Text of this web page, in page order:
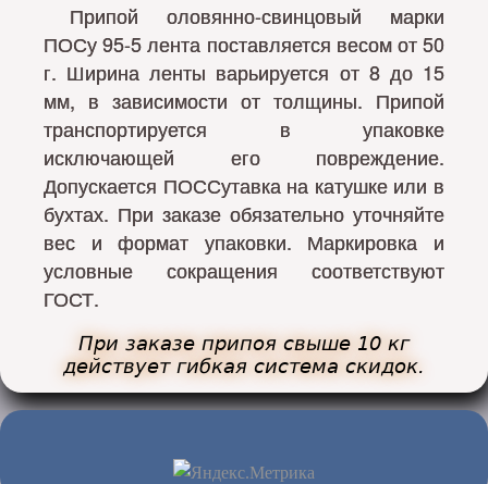
Припой оловянно-свинцовый марки
ПОСу 95-5 лента поставляется весом от 50
г. Ширина ленты варьируется от 8 до 15
мм, в зависимости от толщины. Припой
транспортируется в упаковке
исключающей его повреждение.
Допускается ПОССутавка на катушке или в
бухтах. При заказе обязательно уточняйте
вес и формат упаковки. Маркировка и
условные сокращения соответствуют
ГОСТ.
При заказе припоя свыше 10 кг
действует гибкая система скидок.